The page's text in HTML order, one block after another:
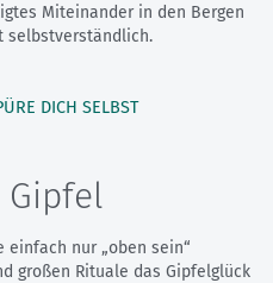
Miteinander in den Bergen
selbstverständlich.
DICH SELBST
einfach nur „oben sein“
großen Rituale das Gipfelglück